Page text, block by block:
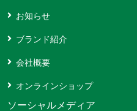
お知らせ
ブランド紹介
会社概要
オンラインショップ
ソーシャルメディア